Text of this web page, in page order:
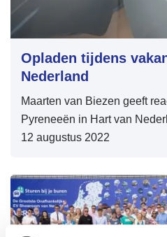
Opladen tijdens
Nederland
Maarten van Biezen geeft
Pyreneeën in Hart van Nederland.
vakantie"
12 augustus 2022